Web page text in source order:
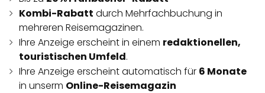
Kombi-Rabatt durch Mehrfachbuchung in
mehreren Reisemagazinen.
Ihre Anzeige erscheint in einem redaktionellen,
touristischen Umfeld.
Ihre Anzeige erscheint automatisch für 6 Monate
in unserm Online-Reisemagazin